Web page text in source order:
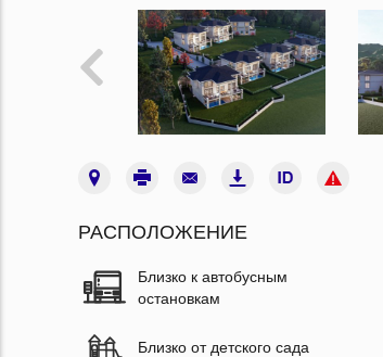
РАСПОЛОЖЕНИЕ
Близко к автобусным
остановкам
Близко от детского сада